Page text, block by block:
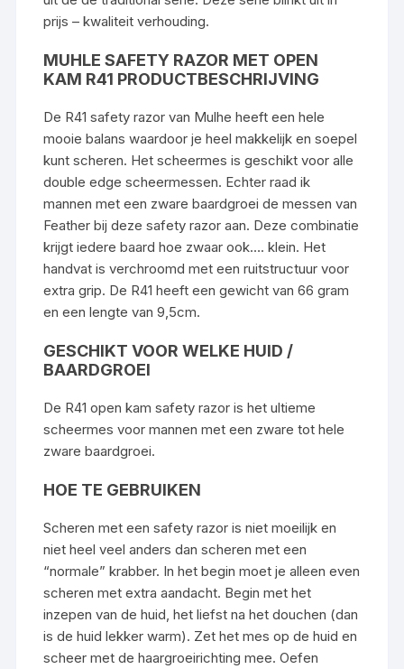
prijs – kwaliteit verhouding.
MUHLE SAFETY RAZOR MET OPEN
KAM R41 PRODUCTBESCHRIJVING
De R41 safety razor van Mulhe heeft een hele
mooie balans waardoor je heel makkelijk en soepel
kunt scheren. Het scheermes is geschikt voor alle
double edge scheermessen. Echter raad ik
mannen met een zware baardgroei de messen van
Feather bij deze safety razor aan. Deze combinatie
krijgt iedere baard hoe zwaar ook…. klein. Het
handvat is verchroomd met een ruitstructuur voor
extra grip. De R41 heeft een gewicht van 66 gram
en een lengte van 9,5cm.
GESCHIKT VOOR WELKE HUID /
BAARDGROEI
De R41 open kam safety razor is het ultieme
scheermes voor mannen met een zware tot hele
zware baardgroei.
HOE TE GEBRUIKEN
Scheren met een safety razor is niet moeilijk en
niet heel veel anders dan scheren met een
“normale” krabber. In het begin moet je alleen even
scheren met extra aandacht. Begin met het
inzepen van de huid, het liefst na het douchen (dan
is de huid lekker warm). Zet het mes op de huid en
scheer met de haargroeirichting mee. Oefen